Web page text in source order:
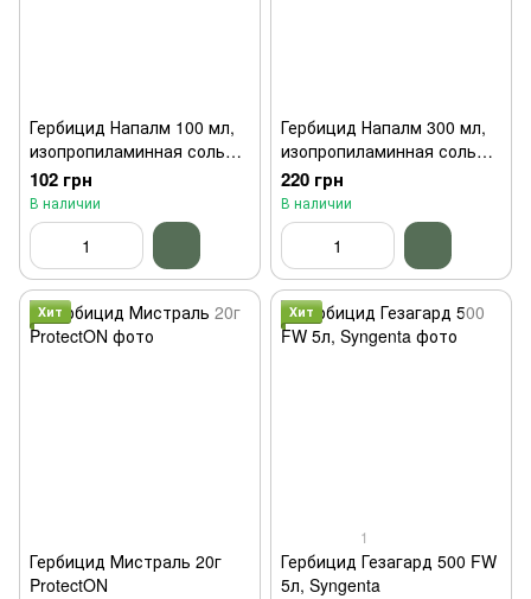
Гербицид Напалм 100 мл,
изопропиламинная соль
глифосата, Семейный сад
102 грн
В наличии
Гербицид Напалм 300 мл,
изопропиламинная соль
глифосата, Семейный сад
220 грн
В наличии
Хит
Гербицид Мистраль 20г
ProtectON
Хит
1
Гербицид Гезагард 500 FW
5л, Syngenta